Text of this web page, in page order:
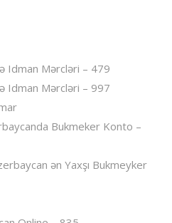
Idman Mərcləri – 479
Idman Mərcləri – 997
Bukmeker Konto –
ən Yaxşı Bukmeyker